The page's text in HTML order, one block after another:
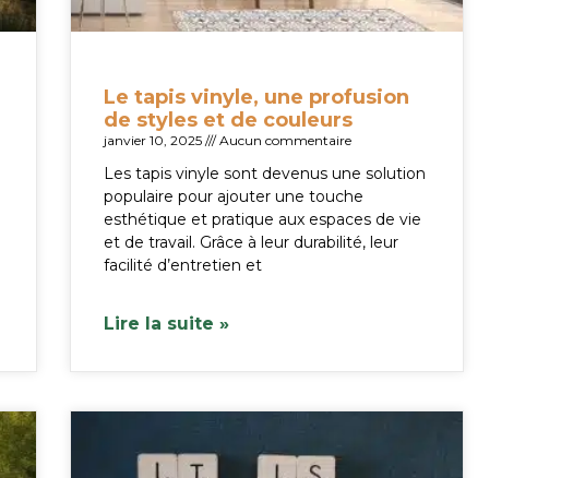
Le tapis vinyle, une profusion
de styles et de couleurs
janvier 10, 2025 Aucun commentaire
Les tapis vinyle sont devenus une solution
populaire pour ajouter une touche
esthétique et pratique aux espaces de vie
et de travail. Grâce à leur durabilité, leur
facilité d’entretien et
Lire la suite »